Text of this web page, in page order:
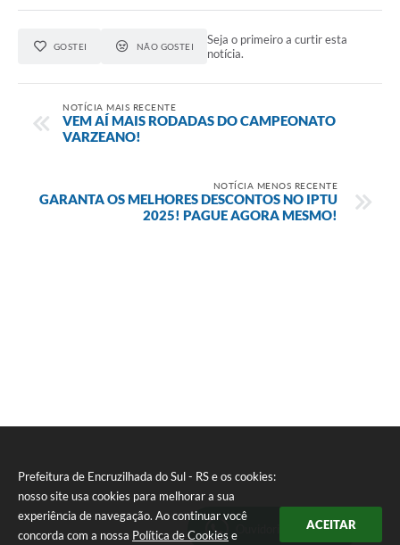
Prefeitura de Encruzilhada do Sul - RS e os cookies:
nosso site usa cookies para melhorar a sua
experiência de navegação. Ao continuar você
concorda com a nossa Política de Cookies e
ACEITAR
GOSTEI NÃO GOSTEI
Seja o primeiro a curtir esta
notícia.
NOTÍCIA MAIS RECENTE
VEM AÍ MAIS RODADAS DO CAMPEONATO
VARZEANO!
NOTÍCIA MENOS RECENTE
GARANTA OS MELHORES DESCONTOS NO IPTU
2025! PAGUE AGORA MESMO!
Ouvidoria Municipal